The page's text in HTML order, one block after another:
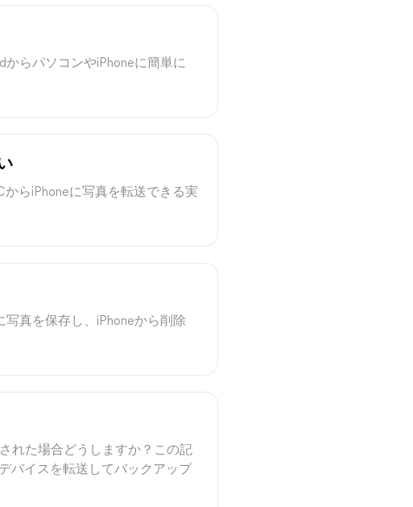
らパソコンやiPhoneに簡単に
らiPhoneに写真を転送できる実
真を保存し、iPhoneから削除
れた場合どうしますか？この記
バイスを転送してバックアップ